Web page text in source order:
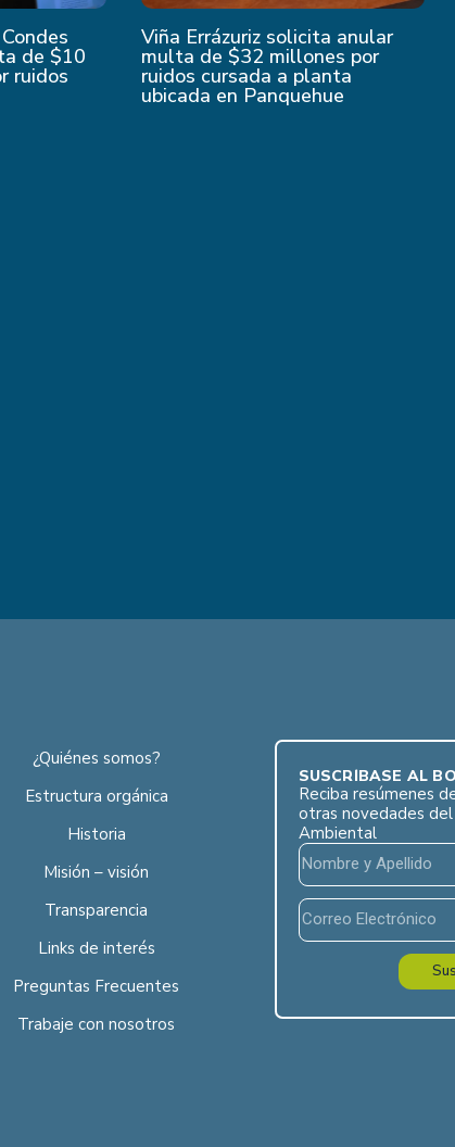
de $10
ruidos
Viña Errázuriz solicita anular
multa de $32 millones por
ruidos cursada a planta
ubicada en Panquehue
¿Quiénes somos?
Estructura orgánica
Historia
Misión – visión
Transparencia
Links de interés
Preguntas Frecuentes
Trabaje con nosotros
SUSCRÍBASE AL
Reciba resúmenes
otras novedades
Ambiental